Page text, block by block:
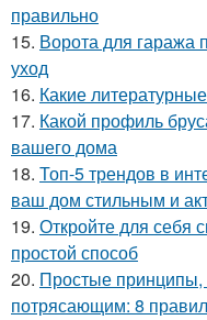
правильно
15. Ворота для гаража
уход
16. Какие
17. Какой профиль
вашего дома
18. Топ-5 трендов в
ваш дом стильным и
19. Откройте для себя
простой способ
20. Простые принципы,
потрясающим: 8